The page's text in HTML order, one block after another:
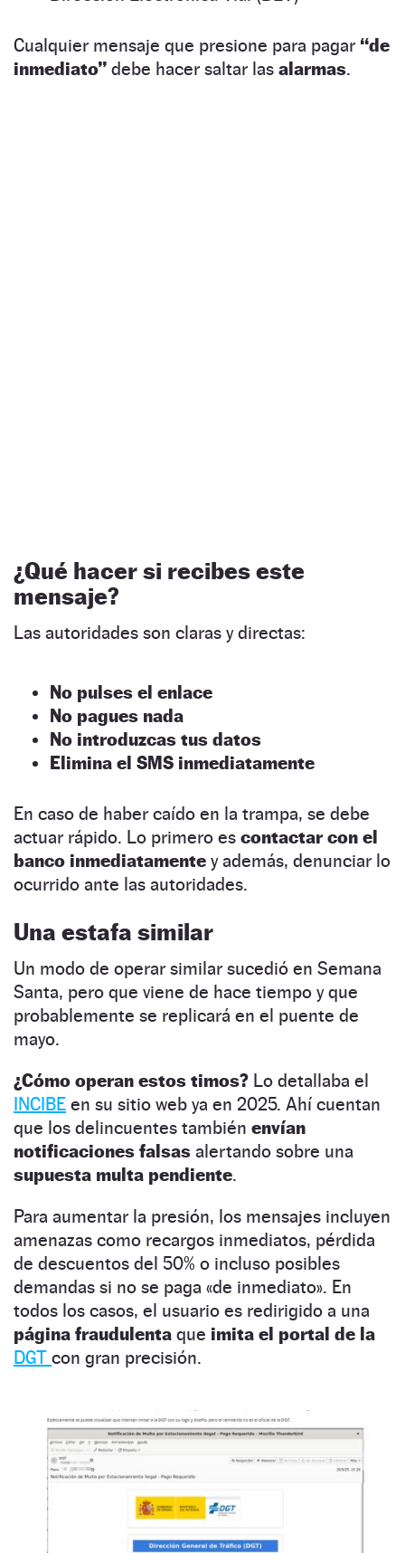
Cualquier mensaje que presione para pagar “de
inmediato” debe hacer saltar las alarmas.
¿Qué hacer si recibes este
mensaje?
Las autoridades son claras y directas:
No pulses el enlace
No pagues nada
No introduzcas tus datos
Elimina el SMS inmediatamente
En caso de haber caído en la trampa, se debe
actuar rápido. Lo primero es contactar con el
banco inmediatamente y además, denunciar lo
ocurrido ante las autoridades.
Una estafa similar
Un modo de operar similar sucedió en Semana
Santa, pero que viene de hace tiempo y que
probablemente se replicará en el puente de
mayo.
¿Cómo operan estos timos? Lo detallaba el
INCIBE en su sitio web ya en 2025. Ahí cuentan
que los delincuentes también envían
notificaciones falsas alertando sobre una
supuesta multa pendiente.
Para aumentar la presión, los mensajes incluyen
amenazas como recargos inmediatos, pérdida
de descuentos del 50% o incluso posibles
demandas si no se paga «de inmediato». En
todos los casos, el usuario es redirigido a una
página fraudulenta que imita el portal de la
DGT con gran precisión.